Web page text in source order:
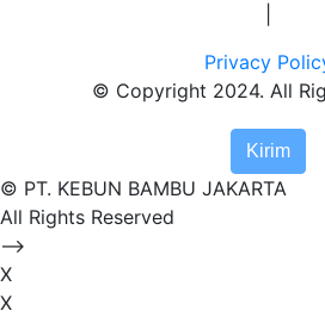
Privacy
© Copyright 2024. All
Kirim
© PT. KEBUN BAMBU JAKARTA
All Rights Reserved
-->
X
X